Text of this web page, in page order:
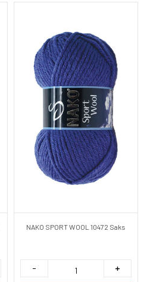
NAKO SPORT WOOL 10472 Saks